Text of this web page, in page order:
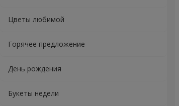
Цветы любимой
Горячее предложение
День рождения
Букеты недели